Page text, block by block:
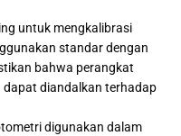
untuk mengkalibrasi
standar dengan
bahwa perangkat
dapat diandalkan terhadap
digunakan dalam